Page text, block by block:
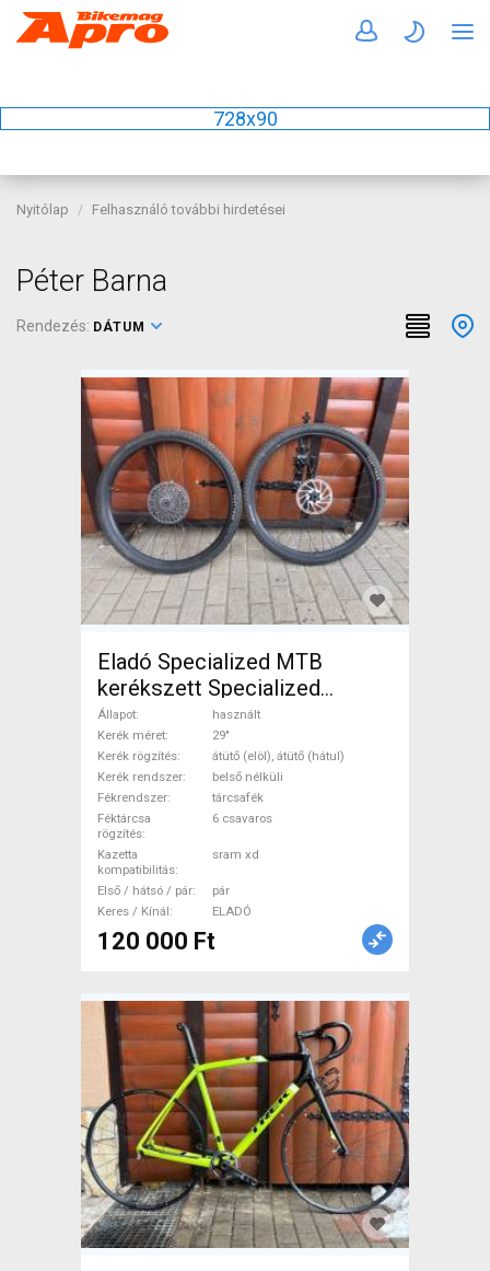
728x90
Nyitólap Felhasználó további hirdetései
Péter Barna
Rendezés: DÁTUM
Eladó Specialized MTB
kerékszett Specialized
Mountain Bike Alkatrész,
MTB Kerék / Felni / Gumi 29"
belső nélküli használt ELADÓ
Állapot
használt
Kerék méret
29"
Kerék rögzítés
átütő (elöl), átütő (hátul)
Kerék rendszer
belső nélküli
Fékrendszer
tárcsafék
Féktárcsa
rögzítés
6 csavaros
Kazetta
kompatibilitás
sram xd
Első / hátsó / pár
pár
Keres / Kínál
ELADÓ
120 000 Ft